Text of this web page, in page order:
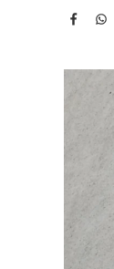
F
e
k
W
t
s